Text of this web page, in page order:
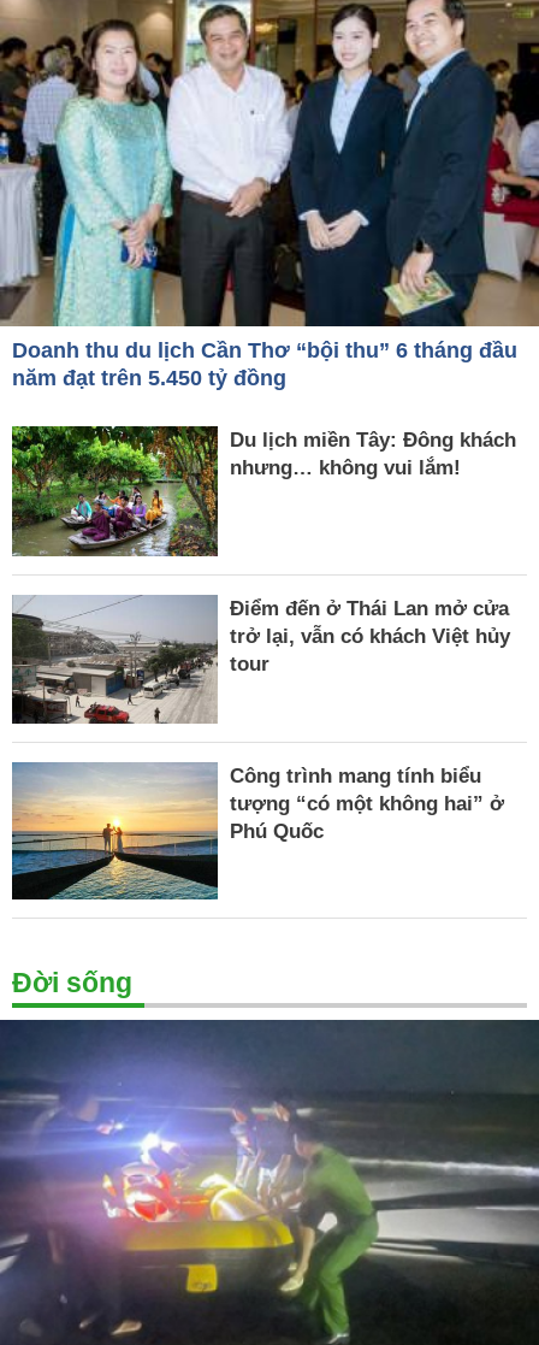
Doanh thu du lịch Cần Thơ “bội thu” 6 tháng đầu
năm đạt trên 5.450 tỷ đồng
Du lịch miền Tây: Đông khách
nhưng… không vui lắm!
Điểm đến ở Thái Lan mở cửa
trở lại, vẫn có khách Việt hủy
tour
Công trình mang tính biểu
tượng “có một không hai” ở
Phú Quốc
Đời sống